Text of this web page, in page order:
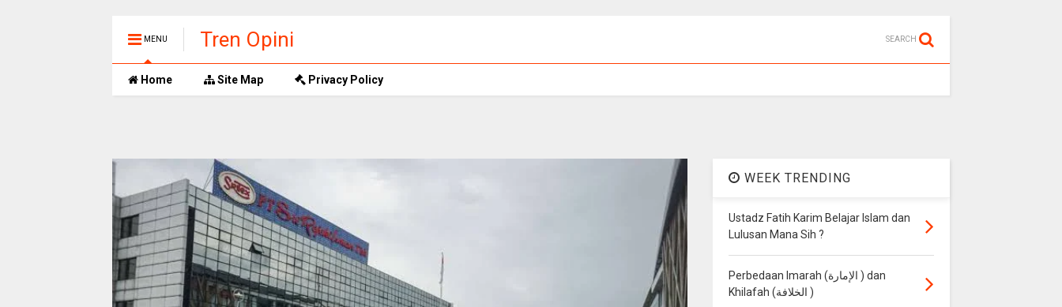
MENU Tren Opini SEARCH
Home Site Map Privacy Policy
WEEK TRENDING
Ustadz Fatih Karim Belajar Islam dan
Lulusan Mana Sih ?
Perbedaan Imarah (الإمارة ) dan
Khilafah (الخلافة )